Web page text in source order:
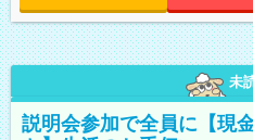
未
説明会参加で全員に【現